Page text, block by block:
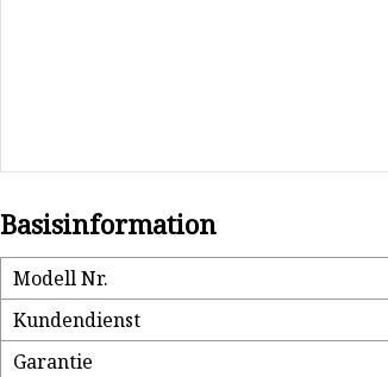
Basisinformation
Modell Nr.
Kundendienst
Garantie